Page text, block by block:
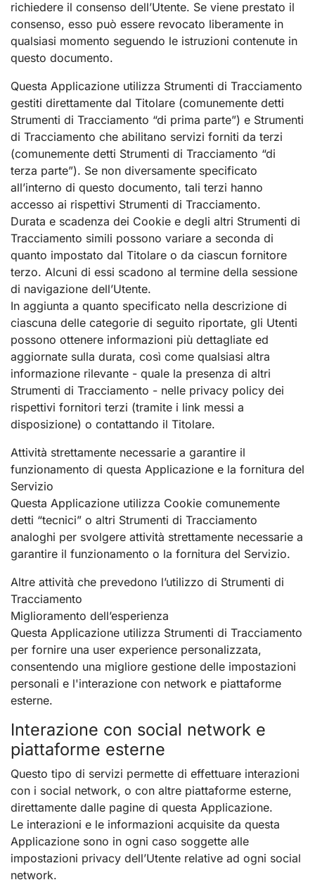
richiedere il consenso dell’Utente. Se viene prestato il
consenso, esso può essere revocato liberamente in
qualsiasi momento seguendo le istruzioni contenute in
questo documento.
Questa Applicazione utilizza Strumenti di Tracciamento
gestiti direttamente dal Titolare (comunemente detti
Strumenti di Tracciamento “di prima parte”) e Strumenti
di Tracciamento che abilitano servizi forniti da terzi
(comunemente detti Strumenti di Tracciamento “di
terza parte”). Se non diversamente specificato
all’interno di questo documento, tali terzi hanno
accesso ai rispettivi Strumenti di Tracciamento.
Durata e scadenza dei Cookie e degli altri Strumenti di
Tracciamento simili possono variare a seconda di
quanto impostato dal Titolare o da ciascun fornitore
terzo. Alcuni di essi scadono al termine della sessione
di navigazione dell’Utente.
In aggiunta a quanto specificato nella descrizione di
ciascuna delle categorie di seguito riportate, gli Utenti
possono ottenere informazioni più dettagliate ed
aggiornate sulla durata, così come qualsiasi altra
informazione rilevante - quale la presenza di altri
Strumenti di Tracciamento - nelle privacy policy dei
rispettivi fornitori terzi (tramite i link messi a
disposizione) o contattando il Titolare.
Attività strettamente necessarie a garantire il
funzionamento di questa Applicazione e la fornitura del
Servizio
Questa Applicazione utilizza Cookie comunemente
detti “tecnici” o altri Strumenti di Tracciamento
analoghi per svolgere attività strettamente necessarie a
garantire il funzionamento o la fornitura del Servizio.
Altre attività che prevedono l’utilizzo di Strumenti di
Tracciamento
Miglioramento dell’esperienza
Questa Applicazione utilizza Strumenti di Tracciamento
per fornire una user experience personalizzata,
consentendo una migliore gestione delle impostazioni
personali e l'interazione con network e piattaforme
esterne.
Interazione con social network e
piattaforme esterne
Questo tipo di servizi permette di effettuare interazioni
con i social network, o con altre piattaforme esterne,
direttamente dalle pagine di questa Applicazione.
Le interazioni e le informazioni acquisite da questa
Applicazione sono in ogni caso soggette alle
impostazioni privacy dell’Utente relative ad ogni social
network.